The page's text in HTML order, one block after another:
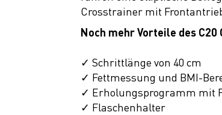
Crosstrainer mit
Noch mehr Vorteile des
✓ Schrittlänge von 40 cm
✓ Fettmessung und BMI-
✓ Erholungsprogramm mit
✓ Flaschenhalter